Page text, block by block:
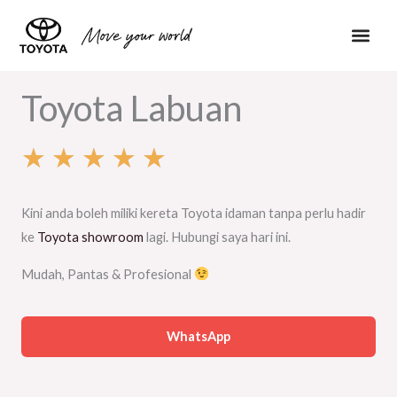
Toyota Labuan
★ ★ ★ ★ ★
a
t
e
Kini anda boleh miliki kereta Toyota idaman tanpa perlu hadir
ke Toyota showroom lagi. Hubungi saya hari ini.
Mudah, Pantas & Profesional
WhatsApp